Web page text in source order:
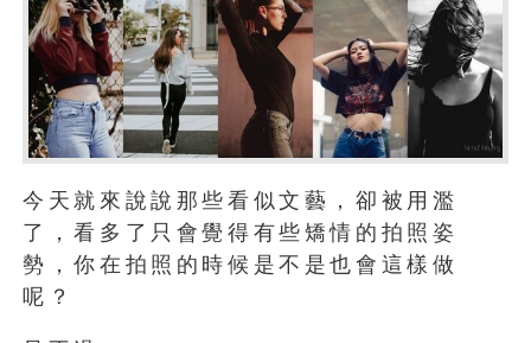
今天就來說說那些看似文藝，卻被用濫
了，看多了只會覺得有些矯情的拍照姿
勢，你在拍照的時候是不是也會這樣做
呢？